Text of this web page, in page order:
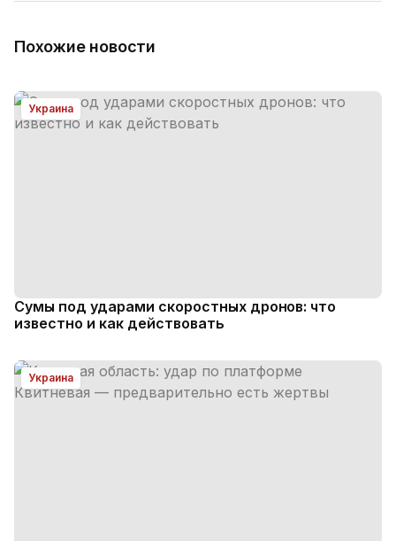
Похожие новости
Украина
Сумы под ударами скоростных дронов: что
известно и как действовать
Украина